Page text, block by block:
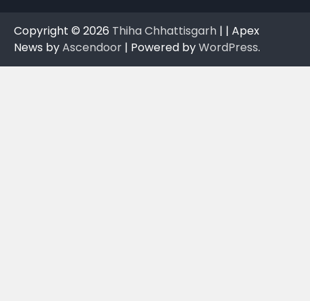
Copyright © 2026 Thiha Chhattisgarh | | Apex
News byAscendoor | Powered byWordPress.